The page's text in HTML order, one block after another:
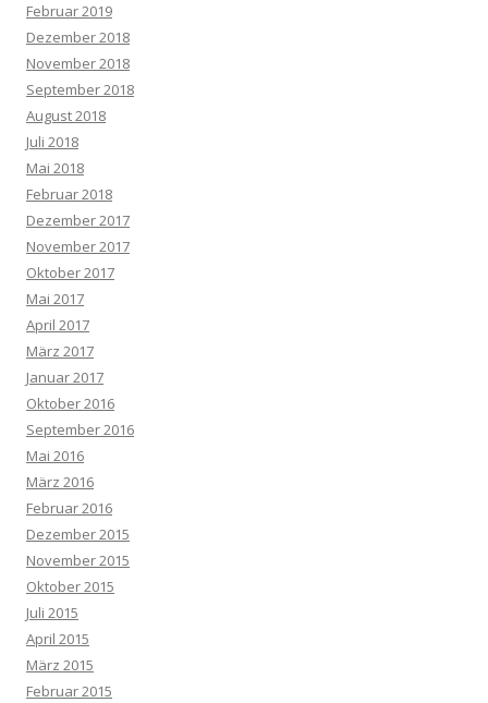
Februar 2019
Dezember 2018
November 2018
September 2018
August 2018
Juli 2018
Mai 2018
Februar 2018
Dezember 2017
November 2017
Oktober 2017
Mai 2017
April 2017
März 2017
Januar 2017
Oktober 2016
September 2016
Mai 2016
März 2016
Februar 2016
Dezember 2015
November 2015
Oktober 2015
Juli 2015
April 2015
März 2015
Februar 2015